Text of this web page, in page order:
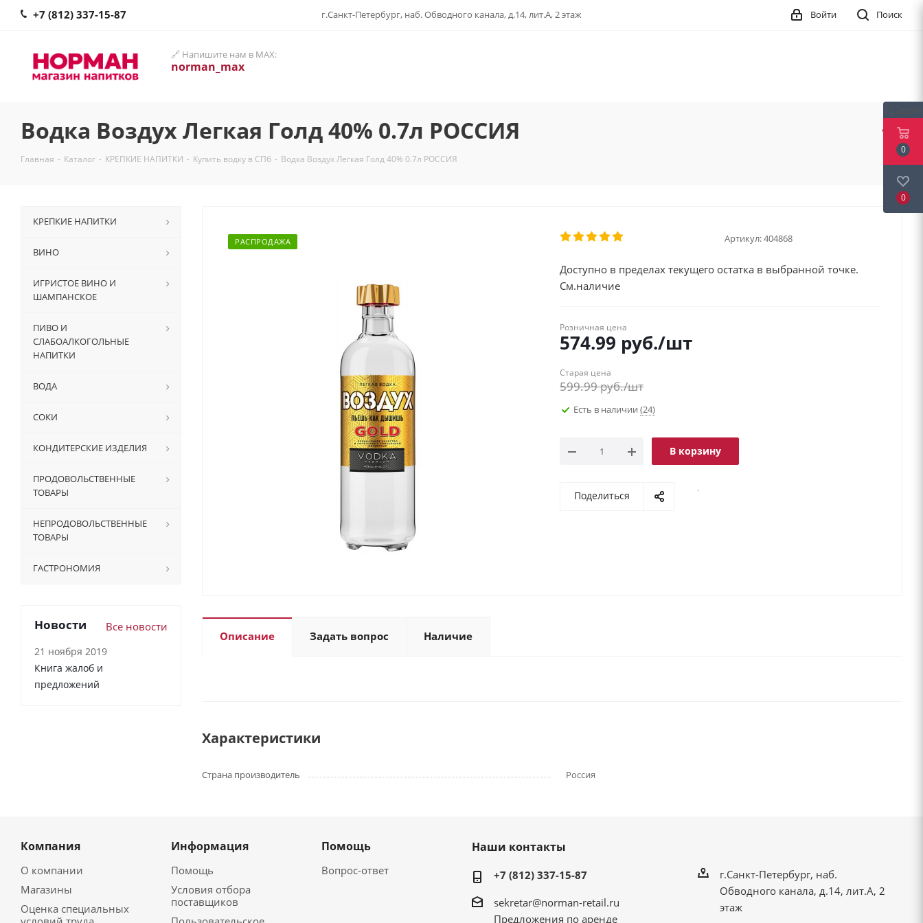
+7 (812) 337-15-87 г.Санкт-Петербург, наб. Обводного канала, д.14, лит.А, 2 этаж Поиск
Войти
🔗 Напишите нам в MAX:
norman_max
Водка Воздух Легкая Голд 40% 0.7л РОССИЯ
Главная - Каталог - КРЕПКИЕ НАПИТКИ - Купить водку в СПб - Водка Воздух Легкая Голд 40% 0.7л РОССИЯ
РАСПРОДАЖА Артикул:404868
Доступно в пределах текущего остатка в выбранной точке.
См.наличие
Розничная цена
574.99 руб./шт
Старая цена
599.99руб./шт
Есть в наличии (24)
В корзину
Поделиться
.
Описание Задать вопрос Наличие
Характеристики
Страна производитель Россия
КРЕПКИЕ НАПИТКИ
ВИНО
ИГРИСТОЕ ВИНО И
ШАМПАНСКОЕ
ПИВО И
СЛАБОАЛКОГОЛЬНЫЕ
НАПИТКИ
ВОДА
СОКИ
КОНДИТЕРСКИЕ ИЗДЕЛИЯ
ПРОДОВОЛЬСТВЕННЫЕ
ТОВАРЫ
НЕПРОДОВОЛЬСТВЕННЫЕ
ТОВАРЫ
ГАСТРОНОМИЯ
Новости Все новости
21 ноября 2019
Книга жалоб и
предложений
Компания
О компании
Магазины
Оценка специальных
Информация
Помощь
Условия отбора
поставщиков
Помощь
Вопрос-ответ
Наши контакты
+7 (812) 337-15-87
sekretar@norman-retail.ru
Предложения по аренде
г.Санкт-Петербург, наб.
Обводного канала, д.14, лит.А, 2
этаж
0
0